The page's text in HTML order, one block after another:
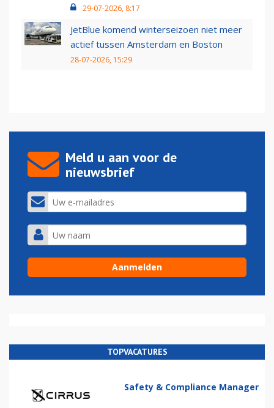
29-07-2026, 8:17
JetBlue komend winterseizoen niet meer
actief tussen Amsterdam en Boston
28-07-2026, 15:29
Meld u aan voor de
nieuwsbrief
TOPVACATURES
Safety & Compliance Manager